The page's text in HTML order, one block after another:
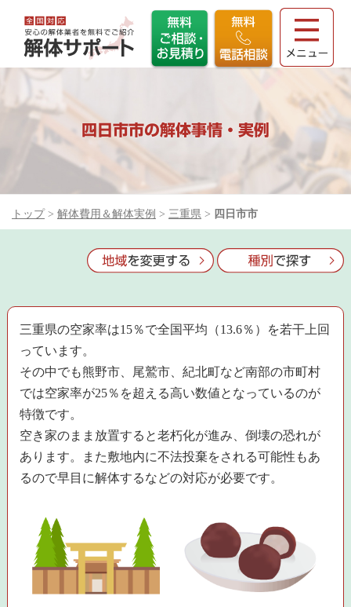
四日市市の解体事情・実例
トップ > 解体費用＆解体実例 > 三重県 > 四日市市
三重県の空家率は15％で全国平均（13.6％）を若干上回
っています。
その中でも熊野市、尾鷲市、紀北町など南部の市町村
では空家率が25％を超える高い数値となっているのが
特徴です。
空き家のまま放置すると老朽化が進み、倒壊の恐れが
あります。また敷地内に不法投棄をされる可能性もあ
るので早目に解体するなどの対応が必要です。